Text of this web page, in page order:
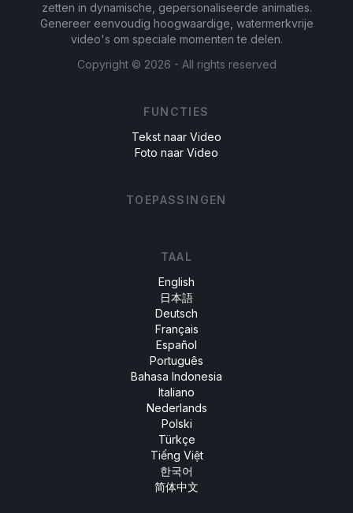
zetten in dynamische, gepersonaliseerde animaties.
Genereer eenvoudig hoogwaardige, watermerkvrije
video's om speciale momenten te delen.
Copyright © 2026 - All rights reserved
FUNCTIES
Tekst naar Video
Foto naar Video
TOEPASSINGEN
TAAL
English
日本語
Deutsch
Français
Español
Português
Bahasa Indonesia
Italiano
Nederlands
Polski
Türkçe
Tiếng Việt
한국어
简体中文